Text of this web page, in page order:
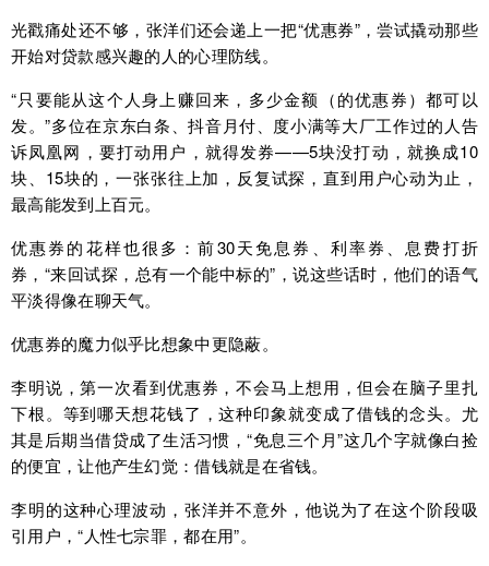
光戳痛处还不够，张洋们还会递上一把“优惠券”，尝试撬动那些
开始对贷款感兴趣的人的心理防线。
“只要能从这个人身上赚回来，多少金额（的优惠券）都可以
发。”多位在京东白条、抖音月付、度小满等大厂工作过的人告
诉凤凰网，要打动用户，就得发券——5块没打动，就换成10
块、15块的，一张张往上加，反复试探，直到用户心动为止，
最高能发到上百元。
优惠券的花样也很多：前30天免息券、利率券、息费打折
券，“来回试探，总有一个能中标的”，说这些话时，他们的语气
平淡得像在聊天气。
优惠券的魔力似乎比想象中更隐蔽。
李明说，第一次看到优惠券，不会马上想用，但会在脑子里扎
下根。等到哪天想花钱了，这种印象就变成了借钱的念头。尤
其是后期当借贷成了生活习惯，“免息三个月”这几个字就像白捡
的便宜，让他产生幻觉：借钱就是在省钱。
李明的这种心理波动，张洋并不意外，他说为了在这个阶段吸
引用户，“人性七宗罪，都在用”。